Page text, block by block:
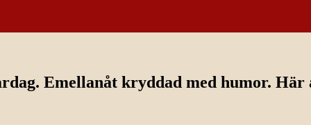
Emellanåt kryddad med humor.